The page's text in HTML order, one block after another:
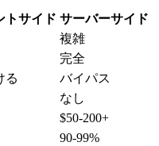
トサイド サーバーサイド
複雑
完全
る
バイパス
なし
$50-200+
90-99%